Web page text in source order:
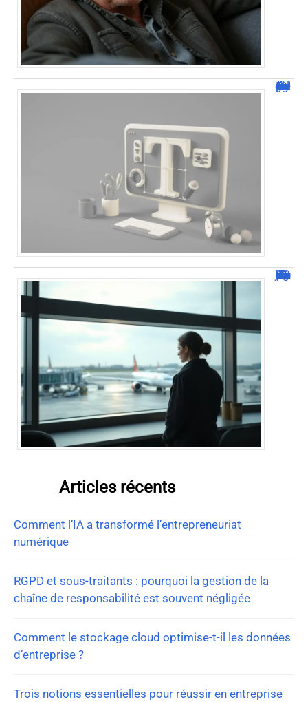
Dafont Police : guide complet pour télécharger !
Combien de jour pour un décès d’un parent à l’étranger ?
Articles récents
Comment l’IA a transformé l’entrepreneuriat
numérique
RGPD et sous-traitants : pourquoi la gestion de la
chaîne de responsabilité est souvent négligée
Comment le stockage cloud optimise-t-il les données
d’entreprise ?
Trois notions essentielles pour réussir en entreprise